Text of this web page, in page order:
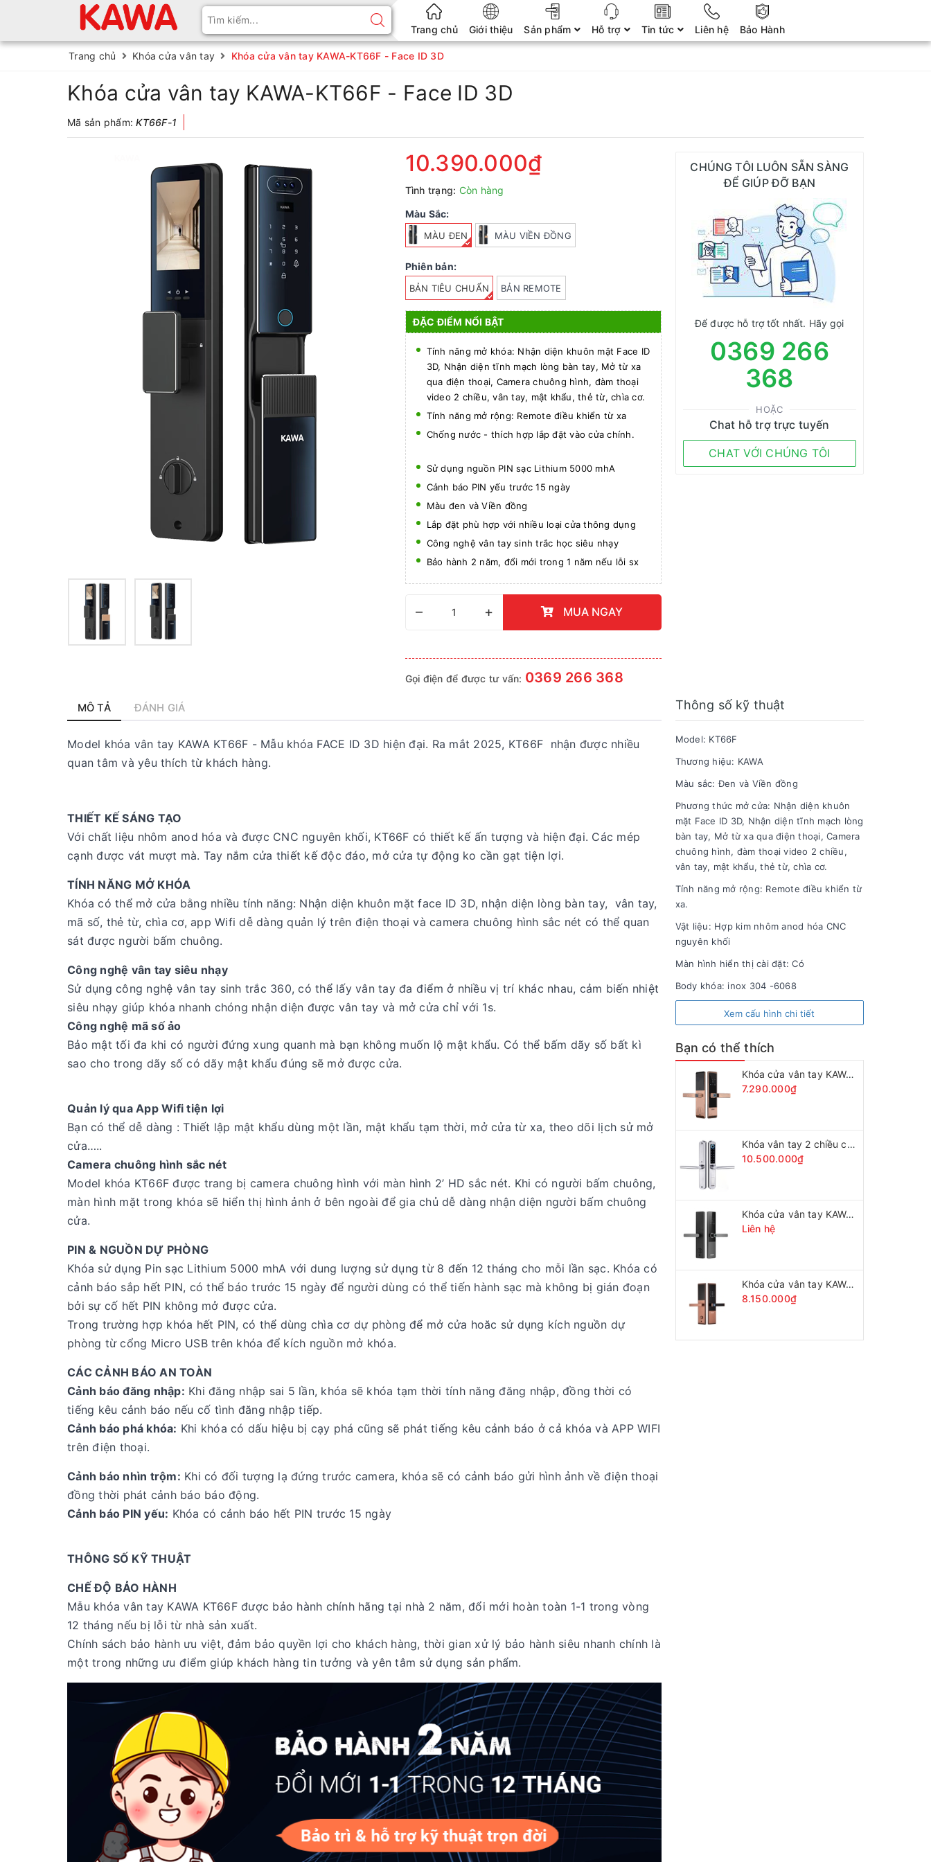
Trang chủ Giới thiệu Sản phẩm Hỗ trợ Tin tức Liên hệ Bảo Hành
Trang chủ Khóa cửa vân tay Khóa cửa vân tay KAWA-KT66F - Face ID 3D
Khóa cửa vân tay KAWA-KT66F - Face ID 3D
Mã sản phẩm:KT66F-1
10.390.000₫
Tình trạng: Còn hàng
Màu Sắc:
MÀU ĐEN MÀU VIỀN ĐỒNG
Phiên bản:
BẢN TIÊU CHUẨN BẢN REMOTE
ĐẶC ĐIỂM NỔI BẬT
Tính năng mở khóa: Nhận diện khuôn mặt Face ID
3D, Nhận diện tĩnh mạch lòng bàn tay, Mở từ xa
qua điện thoại, Camera chuông hình, đàm thoại
video 2 chiều, vân tay, mật khẩu, thẻ từ, chìa cơ.
Tính năng mở rộng: Remote điều khiển từ xa
Chống nước - thích hợp lắp đặt vào cửa chính.
Sử dụng nguồn PIN sạc Lithium 5000 mhA
Cảnh báo PIN yếu trước 15 ngày
Màu đen và Viền đồng
Lắp đặt phù hợp với nhiều loại cửa thông dụng
Công nghệ vân tay sinh trắc học siêu nhạy
Bảo hành 2 năm, đổi mới trong 1 năm nếu lỗi sx
– + MUA NGAY
Gọi điện để được tư vấn: 0369 266 368
CHÚNG TÔI LUÔN SẴN SÀNG
ĐỂ GIÚP ĐỠ BẠN
Để được hỗ trợ tốt nhất. Hãy gọi
0369 266
368
HOẶC
Chat hỗ trợ trực tuyến
CHAT VỚI CHÚNG TÔI
MÔ TẢ ĐÁNH GIÁ
Model khóa vân tay KAWA KT66F - Mẫu khóa FACE ID 3D hiện đại. Ra mắt 2025, KT66F nhận được nhiều
quan tâm và yêu thích từ khách hàng.
THIẾT KẾ SÁNG TẠO
Với chất liệu nhôm anod hóa và được CNC nguyên khối, KT66F có thiết kế ấn tượng và hiện đại. Các mép
cạnh được vát mượt mà. Tay nắm cửa thiết kế độc đáo, mở cửa tự động ko cần gạt tiện lợi.
TÍNH NĂNG MỞ KHÓA
Khóa có thể mở cửa bằng nhiều tính năng: Nhận diện khuôn mặt face ID 3D, nhận diện lòng bàn tay, vân tay,
mã số, thẻ từ, chìa cơ, app Wifi dễ dàng quản lý trên điện thoại và camera chuông hình sắc nét có thể quan
sát được người bấm chuông.
Công nghệ vân tay siêu nhạy
Sử dụng công nghệ vân tay sinh trắc 360, có thể lấy vân tay đa điểm ở nhiều vị trí khác nhau, cảm biến nhiệt
siêu nhạy giúp khóa nhanh chóng nhận diện được vân tay và mở cửa chỉ với 1s.
Công nghệ mã số ảo
Bảo mật tối đa khi có người đứng xung quanh mà bạn không muốn lộ mật khẩu. Có thể bấm dãy số bất kì
sao cho trong dãy số có dãy mật khẩu đúng sẽ mở được cửa.
Quản lý qua App Wifi tiện lợi
Bạn có thể dễ dàng : Thiết lập mật khẩu dùng một lần, mật khẩu tạm thời, mở cửa từ xa, theo dõi lịch sử mở
cửa…..
Camera chuông hình sắc nét
Model khóa KT66F được trang bị camera chuông hình với màn hình 2’ HD sắc nét. Khi có người bấm chuông,
màn hình mặt trong khóa sẽ hiển thị hình ảnh ở bên ngoài để gia chủ dễ dàng nhận diện người bấm chuông
cửa.
PIN & NGUỒN DỰ PHÒNG
Khóa sử dụng Pin sạc Lithium 5000 mhA với dung lượng sử dụng từ 8 đến 12 tháng cho mỗi lần sạc. Khóa có
cảnh báo sắp hết PIN, có thể báo trước 15 ngày để người dùng có thể tiến hành sạc mà không bị gián đoạn
bởi sự cố hết PIN không mở được cửa.
Trong trường hợp khóa hết PIN, có thể dùng chìa cơ dự phòng để mở cửa hoăc sử dụng kích nguồn dự
phòng từ cổng Micro USB trên khóa để kích nguồn mở khóa.
CÁC CẢNH BÁO AN TOÀN
Cảnh báo đăng nhập: Khi đăng nhập sai 5 lần, khóa sẽ khóa tạm thời tính năng đăng nhập, đồng thời có
tiếng kêu cảnh báo nếu cố tình đăng nhập tiếp.
Cảnh báo phá khóa: Khi khóa có dấu hiệu bị cạy phá cũng sẽ phát tiếng kêu cảnh báo ở cả khóa và APP WIFI
trên điện thoại.
Cảnh báo nhìn trộm: Khi có đối tượng lạ đứng trước camera, khóa sẽ có cảnh báo gửi hình ảnh về điện thoại
đồng thời phát cảnh báo báo động.
Cảnh báo PIN yếu: Khóa có cảnh báo hết PIN trước 15 ngày
THÔNG SỐ KỸ THUẬT
CHẾ ĐỘ BẢO HÀNH
Mẫu khóa vân tay KAWA KT66F được bảo hành chính hãng tại nhà 2 năm, đổi mới hoàn toàn 1-1 trong vòng
12 tháng nếu bị lỗi từ nhà sản xuất.
Chính sách bảo hành ưu việt, đảm bảo quyền lợi cho khách hàng, thời gian xử lý bảo hành siêu nhanh chính là
một trong những ưu điểm giúp khách hàng tin tưởng và yên tâm sử dụng sản phẩm.
Thông số kỹ thuật
Model: KT66F
Thương hiệu: KAWA
Màu sắc: Đen và Viền đồng
Phương thức mở cửa: Nhận diện khuôn
mặt Face ID 3D, Nhận diện tĩnh mạch lòng
bàn tay, Mở từ xa qua điện thoại, Camera
chuông hình, đàm thoại video 2 chiều,
vân tay, mật khẩu, thẻ từ, chìa cơ.
Tính năng mở rộng: Remote điều khiển từ
xa.
Vật liệu: Hợp kim nhôm anod hóa CNC
nguyên khối
Màn hình hiển thị cài đặt: Có
Body khóa: inox 304 -6068
Xem cấu hình chi tiết
Bạn có thể thích
Khóa cửa vân tay KAWA-K209
7.290.000₫
Khóa vân tay 2 chiều cửa nhôm kính KAWA-KN103F
10.500.000₫
Khóa cửa vân tay KAWA-K667 CNC
Liên hệ
Khóa cửa vân tay KAWA-K609 CNC
8.150.000₫